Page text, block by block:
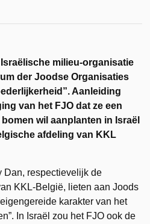
milieu-organisatie
der Joodse Organisaties
Aanleiding
van het FJO dat ze een
wil aanplanten in Israël
afdeling van KKL
Dan, respectievelijk de
KKL-België, lieten aan Joods
karakter van het
In Israël zou het FJO ook de